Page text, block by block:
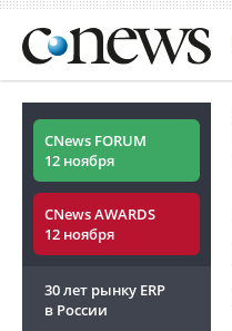
CNews FORUM
12 ноября
CNews AWARDS
12 ноября
30 лет рынку ERP
в России